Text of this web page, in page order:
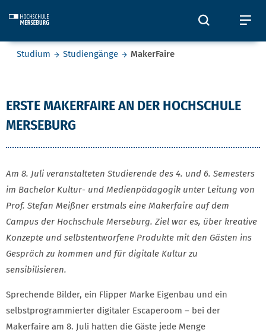
Öffnet
Sie befinden sich hier:
Studium Studiengänge MakerFaire
ERSTE MAKERFAIRE AN DER HOCHSCHULE
MERSEBURG
Am 8. Juli veranstalteten Studierende des 4. und 6. Semesters
im Bachelor Kultur- und Medienpädagogik unter Leitung von
Prof. Stefan Meißner erstmals eine Makerfaire auf dem
Campus der Hochschule Merseburg. Ziel war es, über kreative
Konzepte und selbstentworfene Produkte mit den Gästen ins
Gespräch zu kommen und für digitale Kultur zu
sensibilisieren.
Sprechende Bilder, ein Flipper Marke Eigenbau und ein
selbstprogrammierter digitaler Escaperoom – bei der
Makerfaire am 8. Juli hatten die Gäste jede Menge